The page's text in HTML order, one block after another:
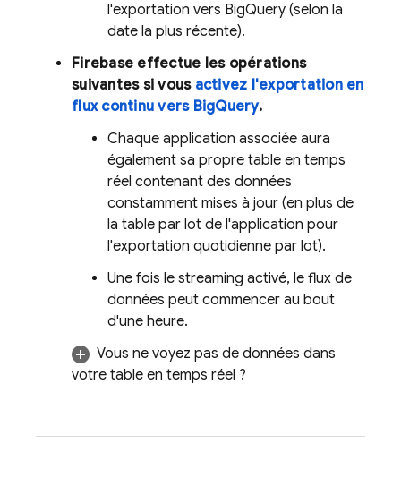
l'exportation vers BigQuery (selon la
date la plus récente).
Firebase effectue les opérations
suivantes si vous activez l'exportation en
flux continu vers BigQuery.
Chaque application associée aura
également sa propre table en temps
réel contenant des données
constamment mises à jour (en plus de
la table par lot de l'application pour
l'exportation quotidienne par lot).
Une fois le streaming activé, le flux de
données peut commencer au bout
d'une heure.
Vous ne voyez pas de données dans
votre table en temps réel ?